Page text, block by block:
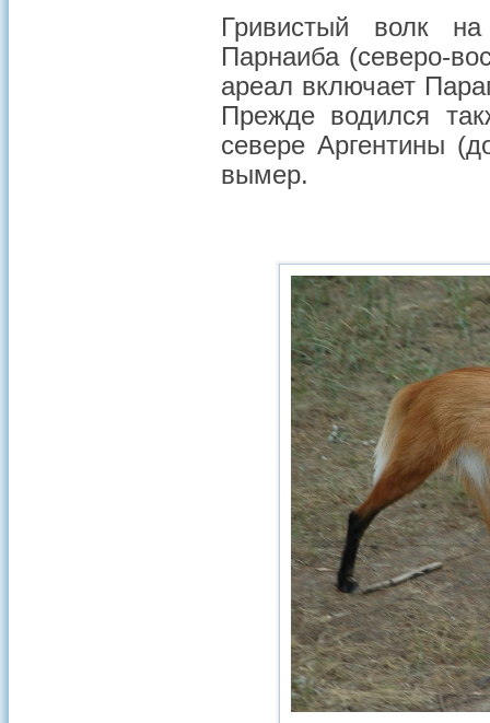
Гривистый волк
Парнаиба (северо-
ареал включает
Прежде водился
севере Аргентины
вымер.